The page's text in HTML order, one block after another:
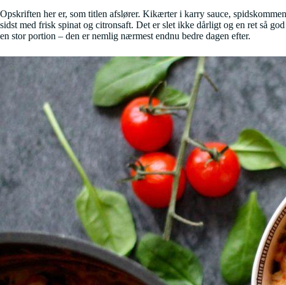
Opskriften her er, som titlen afslører. Kikærter i karry sauce,
sidst med frisk spinat og citronsaft. Det er slet ikke dårligt og en ret så
en stor portion – den er nemlig nærmest endnu bedre dagen efter.